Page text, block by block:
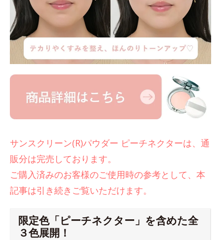
サンスクリーン(R)パウダー ピーチネクターは、通
販分は完売しております。
ご購入済みのお客様のご使用時の参考として、本
記事は引き続きご覧いただけます。
限定色「ピーチネクター」を含めた全
３色展開！